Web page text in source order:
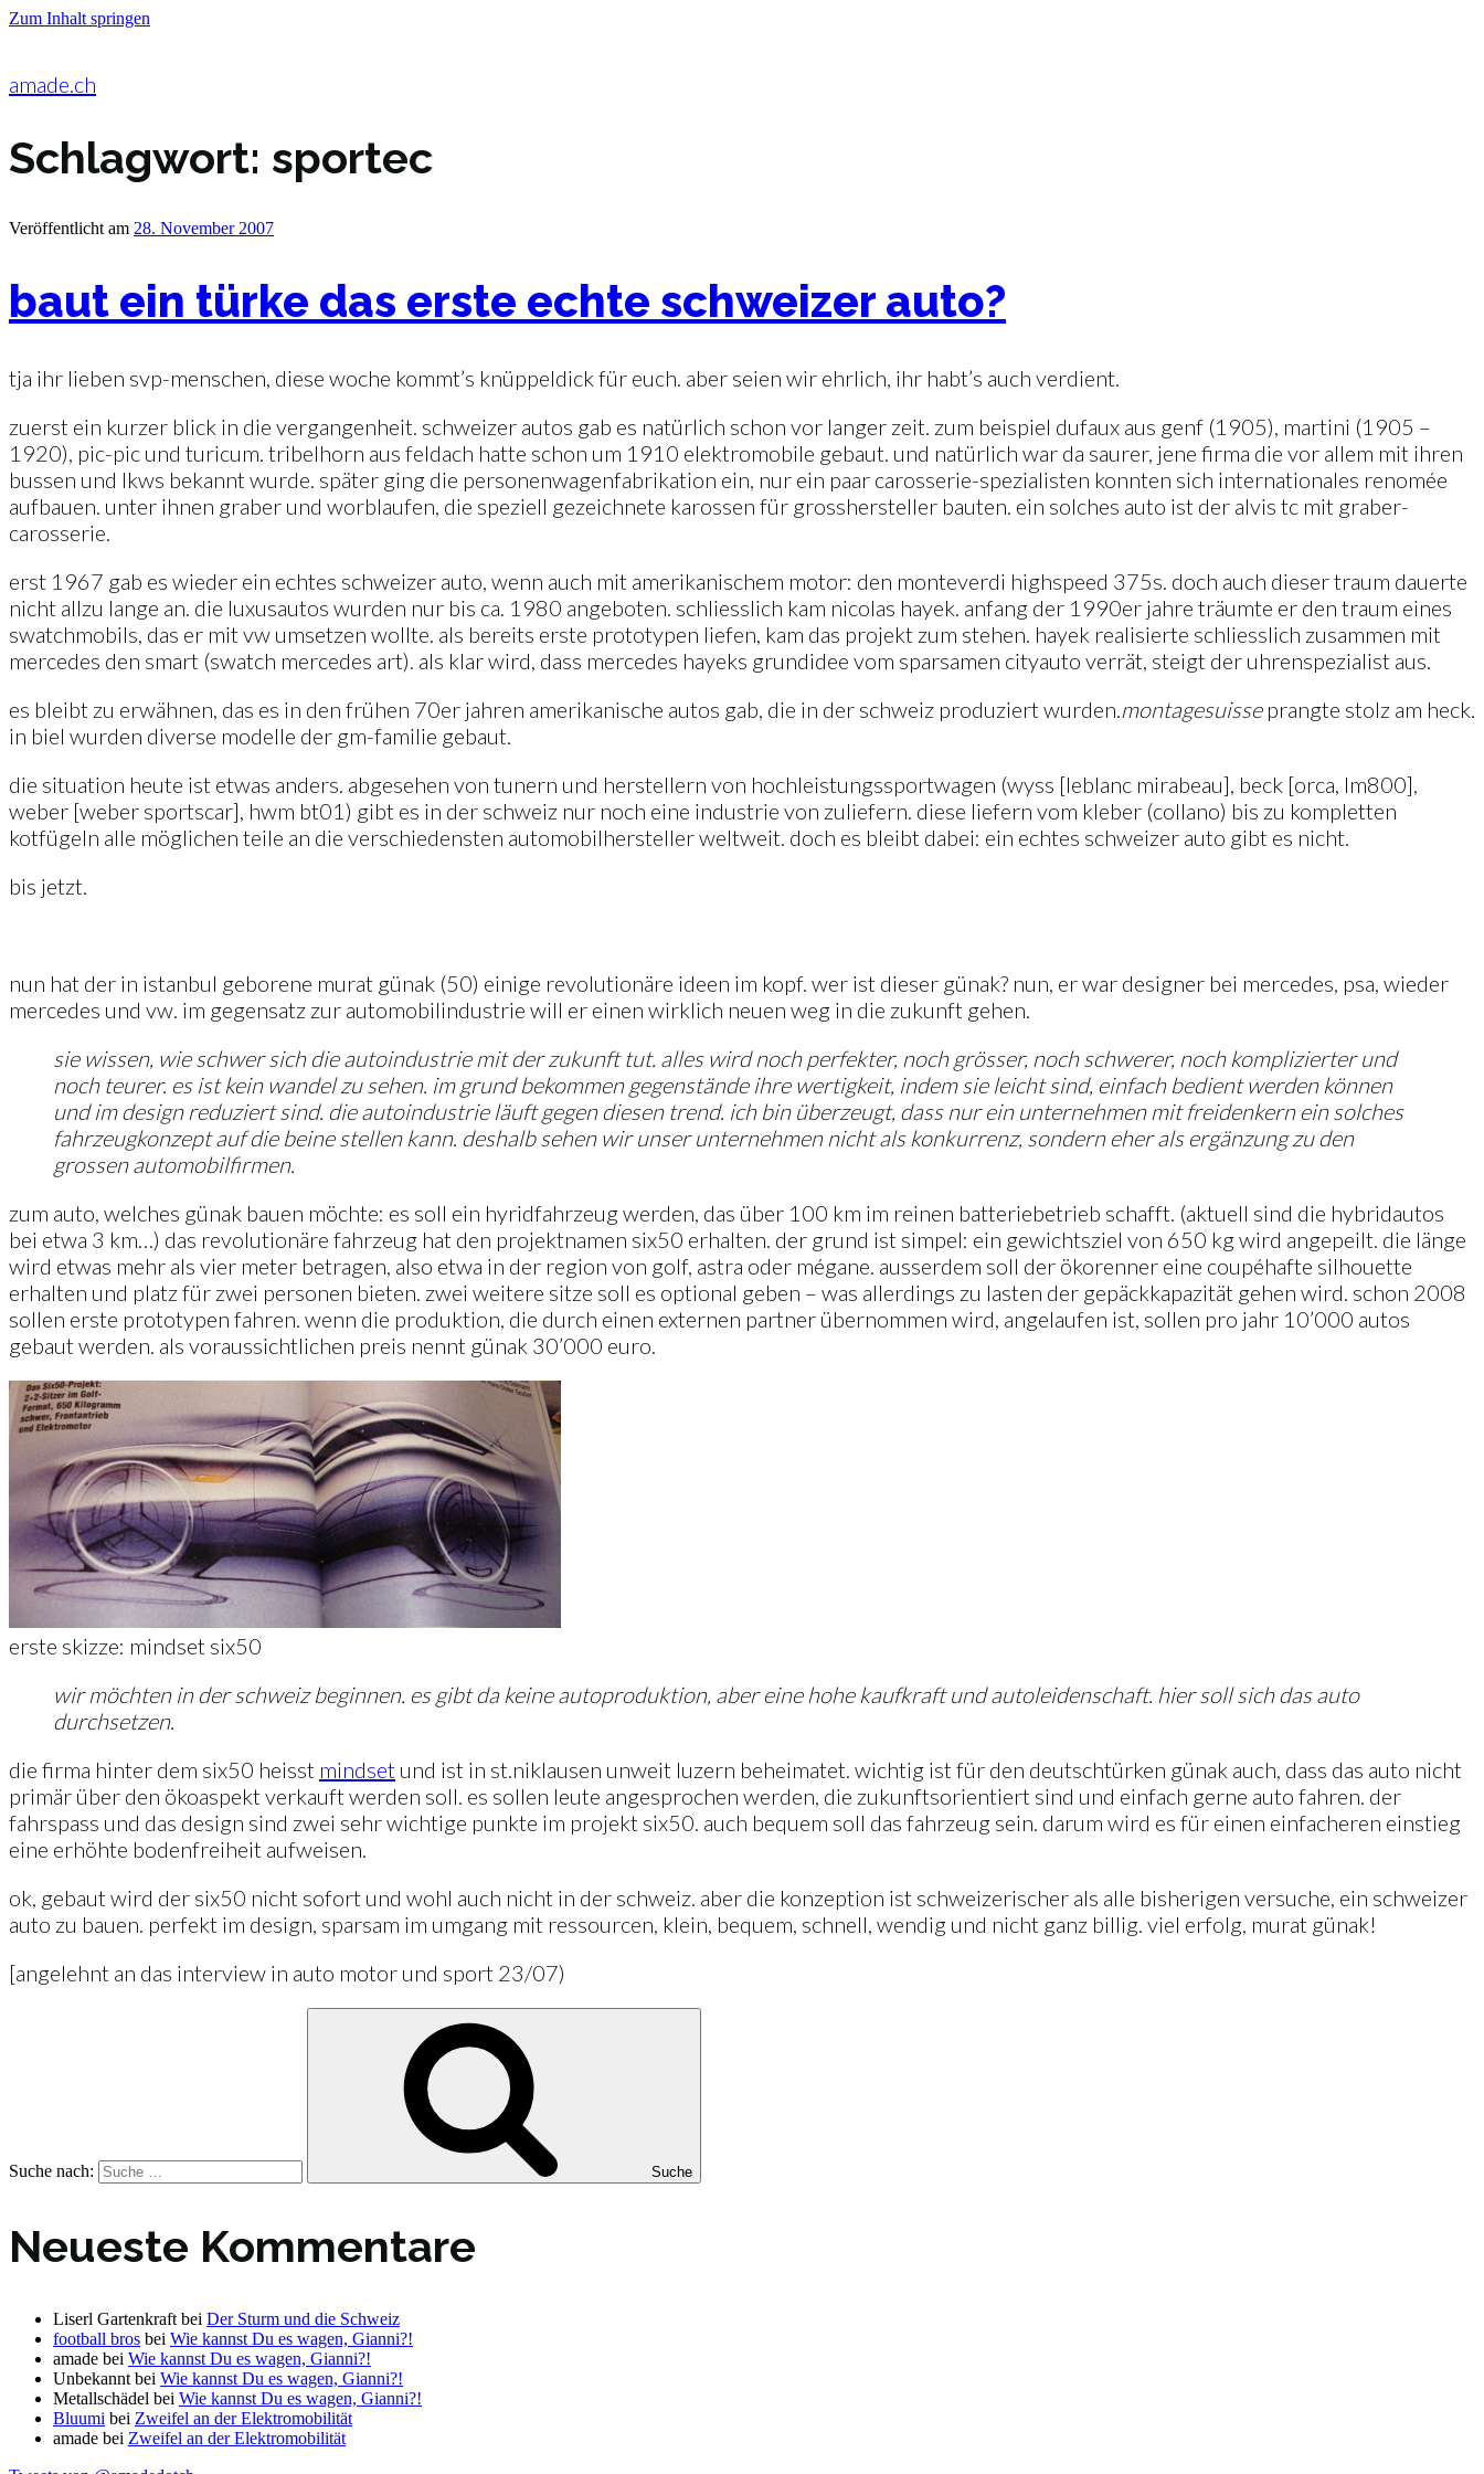
Zum Inhalt springen
amade.ch
Schlagwort: sportec
Veröffentlicht am 28. November 2007
baut ein türke das erste echte schweizer auto?
tja ihr lieben svp-menschen, diese woche kommt’s knüppeldick für euch. aber seien wir ehrlich, ihr habt’s auch verdient.
zuerst ein kurzer blick in die vergangenheit. schweizer autos gab es natürlich schon vor langer zeit. zum beispiel dufaux aus genf (1905), martini (1905 –
1920), pic-pic und turicum. tribelhorn aus feldach hatte schon um 1910 elektromobile gebaut. und natürlich war da saurer, jene firma die vor allem mit ihren
bussen und lkws bekannt wurde. später ging die personenwagenfabrikation ein, nur ein paar carosserie-spezialisten konnten sich internationales renomée
aufbauen. unter ihnen graber und worblaufen, die speziell gezeichnete karossen für grosshersteller bauten. ein solches auto ist der alvis tc mit graber-
carosserie.
erst 1967 gab es wieder ein echtes schweizer auto, wenn auch mit amerikanischem motor: den monteverdi highspeed 375s. doch auch dieser traum dauerte
nicht allzu lange an. die luxusautos wurden nur bis ca. 1980 angeboten. schliesslich kam nicolas hayek. anfang der 1990er jahre träumte er den traum eines
swatchmobils, das er mit vw umsetzen wollte. als bereits erste prototypen liefen, kam das projekt zum stehen. hayek realisierte schliesslich zusammen mit
mercedes den smart (swatch mercedes art). als klar wird, dass mercedes hayeks grundidee vom sparsamen cityauto verrät, steigt der uhrenspezialist aus.
es bleibt zu erwähnen, das es in den frühen 70er jahren amerikanische autos gab, die in der schweiz produziert wurden.montagesuisseprangte stolz am heck.
in biel wurden diverse modelle der gm-familie gebaut.
die situation heute ist etwas anders. abgesehen von tunern und herstellern von hochleistungssportwagen (wyss [leblanc mirabeau], beck [orca, lm800],
weber [weber sportscar], hwm bt01) gibt es in der schweiz nur noch eine industrie von zuliefern. diese liefern vom kleber (collano) bis zu kompletten
kotfügeln alle möglichen teile an die verschiedensten automobilhersteller weltweit. doch es bleibt dabei: ein echtes schweizer auto gibt es nicht.
bis jetzt.
nun hat der in istanbul geborene murat günak (50) einige revolutionäre ideen im kopf. wer ist dieser günak? nun, er war designer bei mercedes, psa, wieder
mercedes und vw. im gegensatz zur automobilindustrie will er einen wirklich neuen weg in die zukunft gehen.
sie wissen, wie schwer sich die autoindustrie mit der zukunft tut. alles wird noch perfekter, noch grösser, noch schwerer, noch komplizierter und
noch teurer. es ist kein wandel zu sehen. im grund bekommen gegenstände ihre wertigkeit, indem sie leicht sind, einfach bedient werden können
und im design reduziert sind. die autoindustrie läuft gegen diesen trend. ich bin überzeugt, dass nur ein unternehmen mit freidenkern ein solches
fahrzeugkonzept auf die beine stellen kann. deshalb sehen wir unser unternehmen nicht als konkurrenz, sondern eher als ergänzung zu den
grossen automobilfirmen.
zum auto, welches günak bauen möchte: es soll ein hyridfahrzeug werden, das über 100 km im reinen batteriebetrieb schafft. (aktuell sind die hybridautos
bei etwa 3 km…) das revolutionäre fahrzeug hat den projektnamen six50 erhalten. der grund ist simpel: ein gewichtsziel von 650 kg wird angepeilt. die länge
wird etwas mehr als vier meter betragen, also etwa in der region von golf, astra oder mégane. ausserdem soll der ökorenner eine coupéhafte silhouette
erhalten und platz für zwei personen bieten. zwei weitere sitze soll es optional geben – was allerdings zu lasten der gepäckkapazität gehen wird. schon 2008
sollen erste prototypen fahren. wenn die produktion, die durch einen externen partner übernommen wird, angelaufen ist, sollen pro jahr 10’000 autos
gebaut werden. als voraussichtlichen preis nennt günak 30’000 euro.
erste skizze: mindset six50
wir möchten in der schweiz beginnen. es gibt da keine autoproduktion, aber eine hohe kaufkraft und autoleidenschaft. hier soll sich das auto
durchsetzen.
die firma hinter dem six50 heisst mindset und ist in st.niklausen unweit luzern beheimatet. wichtig ist für den deutschtürken günak auch, dass das auto nicht
primär über den ökoaspekt verkauft werden soll. es sollen leute angesprochen werden, die zukunftsorientiert sind und einfach gerne auto fahren. der
fahrspass und das design sind zwei sehr wichtige punkte im projekt six50. auch bequem soll das fahrzeug sein. darum wird es für einen einfacheren einstieg
eine erhöhte bodenfreiheit aufweisen.
ok, gebaut wird der six50 nicht sofort und wohl auch nicht in der schweiz. aber die konzeption ist schweizerischer als alle bisherigen versuche, ein schweizer
auto zu bauen. perfekt im design, sparsam im umgang mit ressourcen, klein, bequem, schnell, wendig und nicht ganz billig. viel erfolg, murat günak!
[angelehnt an das interview in auto motor und sport 23/07)
Suche nach: Suche
Neueste Kommentare
Liserl Gartenkraft bei Der Sturm und die Schweiz
football bros bei Wie kannst Du es wagen, Gianni?!
amade bei Wie kannst Du es wagen, Gianni?!
Unbekannt bei Wie kannst Du es wagen, Gianni?!
Metallschädel bei Wie kannst Du es wagen, Gianni?!
Bluumi bei Zweifel an der Elektromobilität
amade bei Zweifel an der Elektromobilität